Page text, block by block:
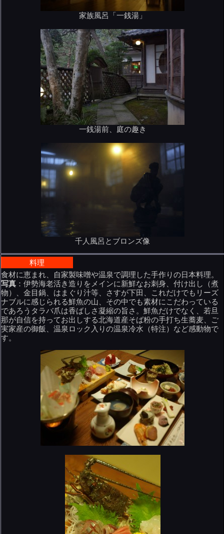
家族風呂「一銭湯」
一銭湯前、庭の趣き
千人風呂とブロンズ像
料理
食材に恵まれ、自家製味噌や温泉で調理した手作りの日本料理。
写真 ：伊勢海老活き造りをメインに新鮮なお刺身、付け出し（煮
物）、金目鍋、はまぐり汁等、さすが下田、これだけでもリーズ
ナブルに感じられる鮮魚の山、その中でも素材にこだわっている
であろうタラバ爪は香ばしさ凝縮の旨さ。鮮魚だけでなく、若旦
那が自信を持ってお出しする北海道産そば粉の手打ち生蕎麦、ご
実家産の御飯、温泉ロック入りの温泉冷水（特注）など感動物で
す。